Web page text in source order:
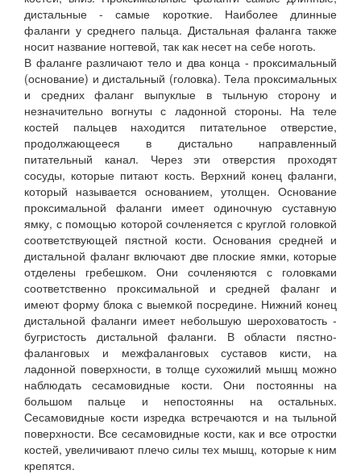
дистальные - самые короткие. Наиболее длинные
фаланги у среднего пальца. Дистальная фаланга также
носит название ногтевой, так как несет на себе ноготь.
В фаланге различают тело и два конца - проксимальный
(основание) и дистальный (головка). Тела проксимальных
и средних фаланг выпуклые в тыльную сторону и
незначительно вогнуты с ладонной стороны. На теле
костей пальцев находится питательное отверстие,
продолжающееся в дистально направленный
питательный канал. Через эти отверстия проходят
сосуды, которые питают кость. Верхний конец фаланги,
который называется основанием, утолщен. Основание
проксимальной фаланги имеет одиночную суставную
ямку, с помощью которой сочленяется с круглой головкой
соответствующей пястной кости. Основания средней и
дистальной фаланг включают две плоские ямки, которые
отделены гребешком. Они сочленяются с головками
соответственно проксимальной и средней фаланг и
имеют форму блока с выемкой посредине. Нижний конец
дистальной фаланги имеет небольшую шероховатость -
бугристость дистальной фаланги. В области пястно-
фаланговых и межфаланговых суставов кисти, на
ладонной поверхности, в толще сухожилий мышц можно
наблюдать сесамовидные кости. Они постоянны на
большом пальце и непостоянны на остальных.
Сесамовидные кости изредка встречаются и на тыльной
поверхности. Все сесамовидные кости, как и все отростки
костей, увеличивают плечо силы тех мышц, которые к ним
крепятся.